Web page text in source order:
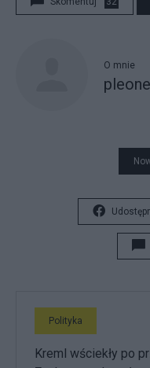
O mnie
Polityka
Kreml wściekły po